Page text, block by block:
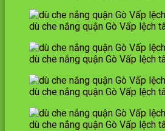
dù che nắng quận Gò Vấp lệch
dù che nắng quận Gò Vấp lệch
dù che nắng quận Gò Vấp lệch
dù che nắng quận Gò Vấp lệch